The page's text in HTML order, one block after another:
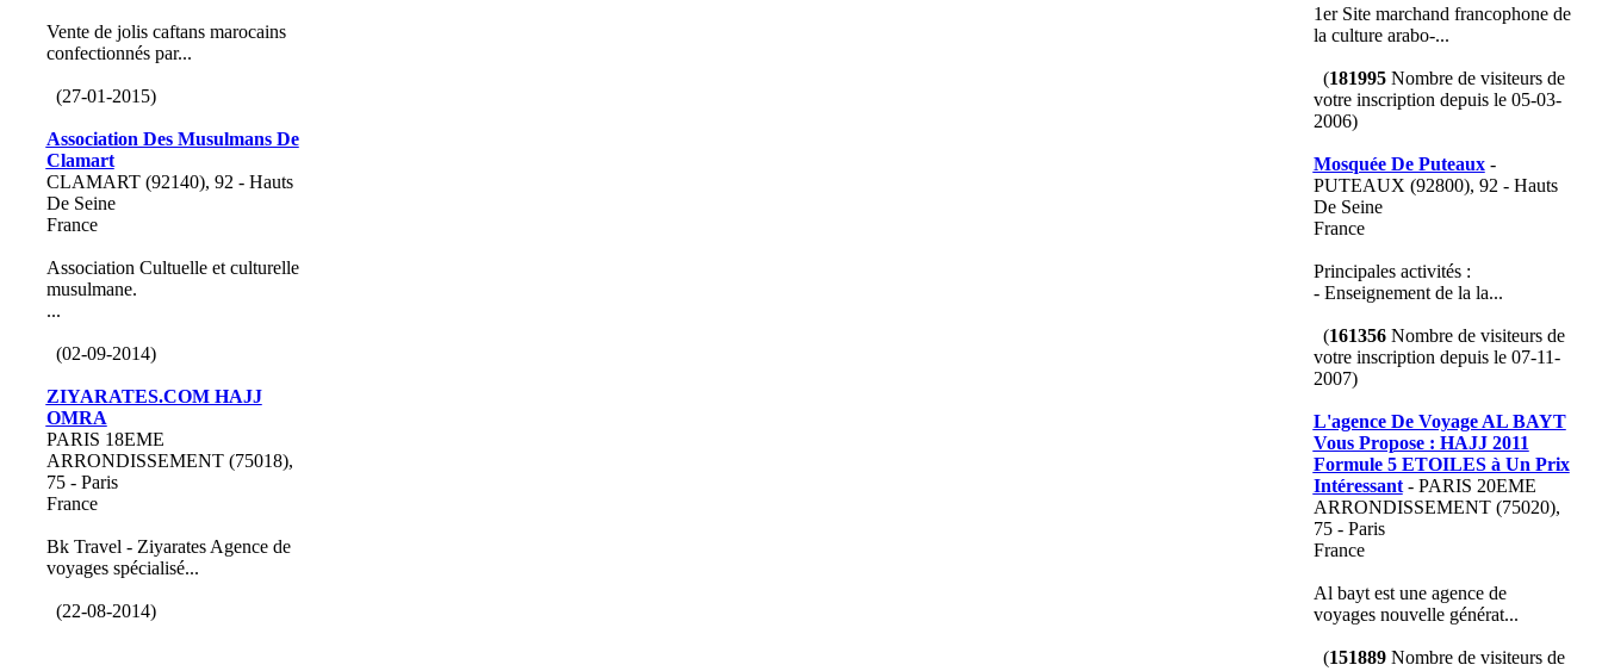
Vente de jolis caftans marocains
confectionnés par...
(27-01-2015)
Association Des Musulmans De
Clamart
CLAMART (92140), 92 - Hauts
De Seine
France
Association Cultuelle et culturelle
musulmane.
...
(02-09-2014)
ZIYARATES.COM HAJJ
OMRA
PARIS 18EME
ARRONDISSEMENT (75018),
75 - Paris
France
Bk Travel - Ziyarates Agence de
voyages spécialisé...
(22-08-2014)
1er Site marchand francophone de
la culture arabo-...
(181995Nombre de visiteurs de
votre inscription depuis le 05-03-
2006)
Mosquée De Puteaux-
PUTEAUX (92800), 92 - Hauts
De Seine
France
Principales activités :
- Enseignement de la la...
(161356Nombre de visiteurs de
votre inscription depuis le 07-11-
2007)
L'agence De Voyage AL BAYT
Vous Propose : HAJJ 2011
Formule 5 ETOILES à Un Prix
Intéressant- PARIS 20EME
ARRONDISSEMENT (75020),
75 - Paris
France
Al bayt est une agence de
voyages nouvelle générat...
(151889Nombre de visiteurs de